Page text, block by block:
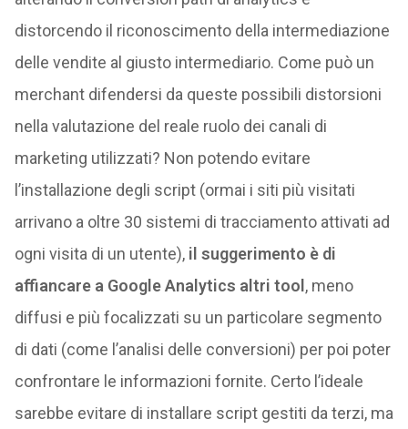
distorcendo il riconoscimento della intermediazione
delle vendite al giusto intermediario. Come può un
merchant difendersi da queste possibili distorsioni
nella valutazione del reale ruolo dei canali di
marketing utilizzati? Non potendo evitare
l’installazione degli script (ormai i siti più visitati
arrivano a oltre 30 sistemi di tracciamento attivati ad
ogni visita di un utente), il suggerimento è di
affiancare a Google Analytics altri tool , meno
diffusi e più focalizzati su un particolare segmento
di dati (come l’analisi delle conversioni) per poi poter
confrontare le informazioni fornite. Certo l’ideale
sarebbe evitare di installare script gestiti da terzi, ma